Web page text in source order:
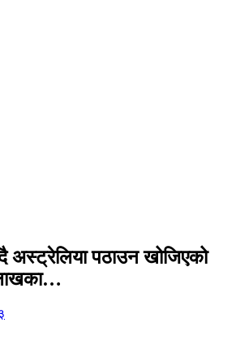
अस्ट्रेलिया पठाउन खोजिएको